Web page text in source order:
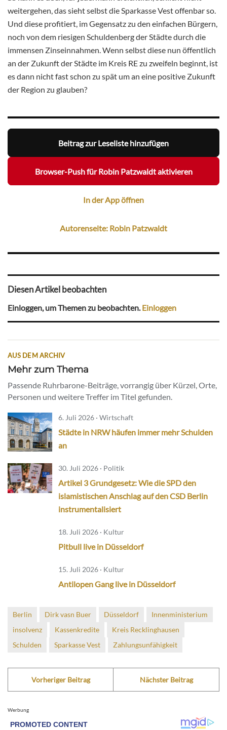
weitergehen, das sieht selbst die Sparkasse Vest offenbar so.
Und diese profitiert, im Gegensatz zu den einfachen Bürgern,
noch von dem riesigen Schuldenberg der Städte durch die
immensen Zinseinnahmen. Wenn selbst diese nun öffentlich
an der Zukunft der Städte im Kreis RE zu zweifeln beginnt, ist
es dann nicht fast schon zu spät um an eine positive Zukunft
der Region zu glauben?
Beitrag zur Leseliste hinzufügen
Browser-Push für Robin Patzwaldt aktivieren
In der App öffnen
Autorenseite: Robin Patzwaldt
Diesen Artikel beobachten
Einloggen, um Themen zu beobachten. Einloggen
AUS DEM ARCHIV
Mehr zum Thema
Passende Ruhrbarone-Beiträge, vorrangig über Kürzel, Orte,
Personen und weitere Treffer im Titel gefunden.
6. Juli 2026 · Wirtschaft
Städte in NRW häufen immer mehr Schulden
an
30. Juli 2026 · Politik
Artikel 3 Grundgesetz: Wie die SPD den
islamistischen Anschlag auf den CSD Berlin
instrumentalisiert
18. Juli 2026 · Kultur
Pitbull live in Düsseldorf
15. Juli 2026 · Kultur
Antilopen Gang live in Düsseldorf
Berlin Dirk vasn Buer Düsseldorf
Innenministerium
insolvenz
Kassenkredite
Kreis Recklinghausen
Schulden
Sparkasse Vest Zahlungsunfähigkeit
Vorheriger Beitrag Nächster Beitrag
Werbung